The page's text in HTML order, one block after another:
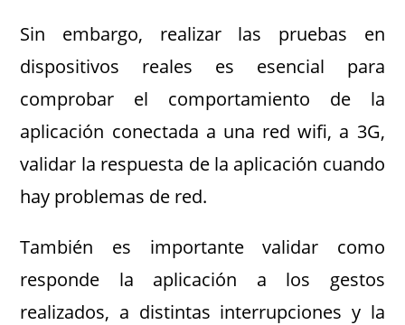
Sin embargo, realizar las pruebas en
dispositivos reales es esencial para
comprobar el comportamiento de la
aplicación conectada a una red wifi, a 3G,
validar la respuesta de la aplicación cuando
hay problemas de red.
También es importante validar como
responde la aplicación a los gestos
realizados, a distintas interrupciones y la